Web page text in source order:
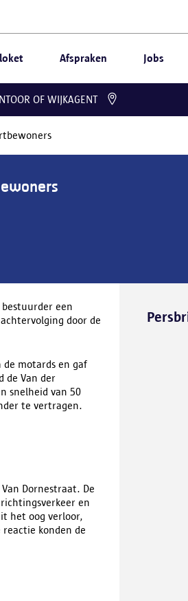
loket Afspraken Jobs
OF WIJKAGENT
een
door de
de motards en gaf
de Van der
snelheid van 50
te vertragen.
Dornestraat. De
en
het oog verloor,
konden de